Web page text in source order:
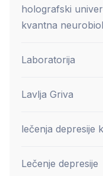
holografski
kvantna
Laboratorija
Lavlja Griva
lečenja depresije
Lečenje depresije